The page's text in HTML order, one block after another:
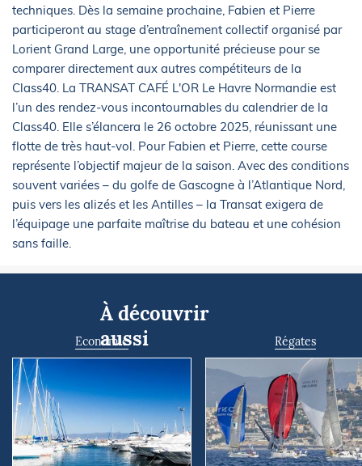
techniques. Dès la semaine prochaine, Fabien et Pierre
participeront au stage d’entraînement collectif organisé par
Lorient Grand Large, une opportunité précieuse pour se
comparer directement aux autres compétiteurs de la
Class40. La TRANSAT CAFÉ L'OR Le Havre Normandie est
l’un des rendez-vous incontournables du calendrier de la
Class40. Elle s’élancera le 26 octobre 2025, réunissant une
flotte de très haut-vol. Pour Fabien et Pierre, cette course
représente l’objectif majeur de la saison. Avec des conditions
souvent variées – du golfe de Gascogne à l’Atlantique Nord,
puis vers les alizés et les Antilles – la Transat exigera de
l’équipage une parfaite maîtrise du bateau et une cohésion
sans faille.
À découvrir
aussi
Economie Régates